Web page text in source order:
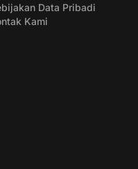
Data Pribadi
Kami